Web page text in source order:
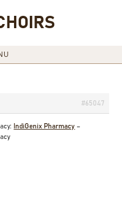
#65047
IndiGenix Pharmacy –